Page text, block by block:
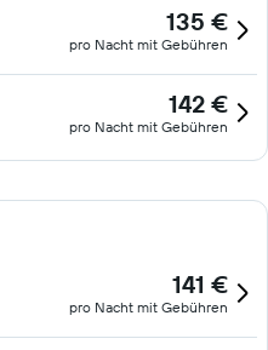
135 €
pro Nacht mit Gebühren
142 €
pro Nacht mit Gebühren
141 €
pro Nacht mit Gebühren